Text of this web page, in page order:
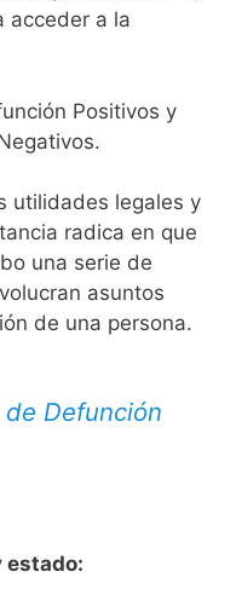
acceder a la
Positivos y
utilidades legales y
radica en que
una serie de
asuntos
de una persona.
Defunción
estado: